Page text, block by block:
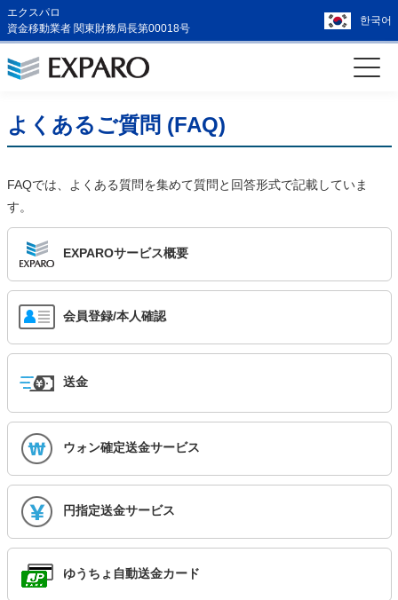
エクスパロ
資金移動業者 関東財務局長第00018号
한국어
よくあるご質問 (FAQ)
FAQでは、よくある質問を集めて質問と回答形式で記載していま
す。
EXPAROサービス概要
会員登録/本人確認
送金
ウォン確定送金サービス
円指定送金サービス
ゆうちょ自動送金カード